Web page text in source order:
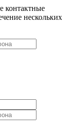
контактные
нескольких